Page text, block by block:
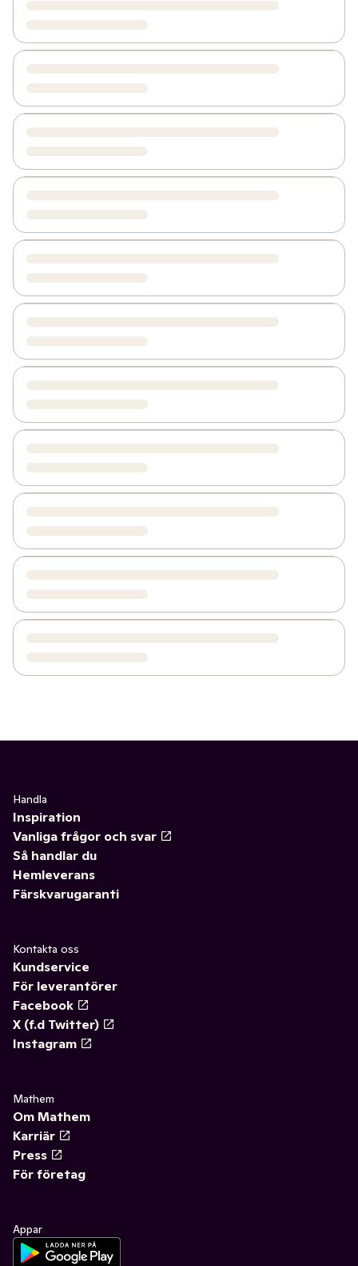
Handla
Inspiration
Vanliga frågor och svar
Så handlar du
Hemleverans
Färskvarugaranti
Kontakta oss
Kundservice
För leverantörer
Facebook
X (f.d Twitter)
Instagram
Mathem
Om Mathem
Karriär
Press
För företag
Appar